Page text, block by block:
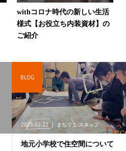
withコロナ時代の新しい生活
様式【お役立ち内装資材】の
ご紹介
2025.02.22 まちでこ スタッフ
地元小学校で住空間について
BLOG